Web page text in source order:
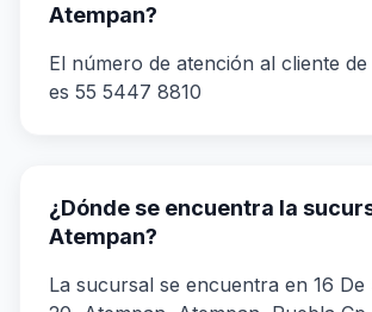
Atempan?
El número de atención al cliente
es 55 5447 8810
¿Dónde se encuentra la
Atempan?
La sucursal se encuentra en 16 De